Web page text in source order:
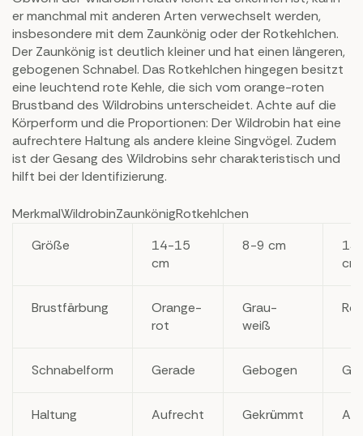
er manchmal mit anderen Arten verwechselt werden,
insbesondere mit dem Zaunkönig oder der Rotkehlchen.
Der Zaunkönig ist deutlich kleiner und hat einen längeren,
gebogenen Schnabel. Das Rotkehlchen hingegen besitzt
eine leuchtend rote Kehle, die sich vom orange-roten
Brustband des Wildrobins unterscheidet. Achte auf die
Körperform und die Proportionen: Der Wildrobin hat eine
aufrechtere Haltung als andere kleine Singvögel. Zudem
ist der Gesang des Wildrobins sehr charakteristisch und
hilft bei der Identifizierung.
MerkmalWildrobinZaunkönigRotkehlchen
Größe
14-15
cm
8-9 cm
cm
Brustfärbung
Orange-
rot
Grau-
weiß
Rot
Schnabelform Gerade Gebogen
Haltung Aufrecht Gekrümmt